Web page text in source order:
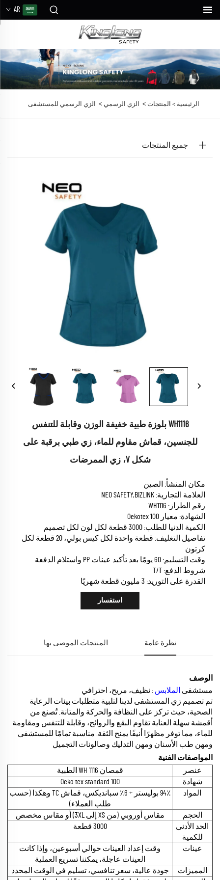
AR
الرئيسية > المنتجات> الزي الرسمي > الزي الرسمي للمستشفى
جميع المنتجات
WH1116 بلوزة طبية خفيفة الوزن وقابلة للتنفس
للجنسين، قماش مقاوم للماء، زي طبي برقبة على
شكل V، زي الممرضات
مكان المنشأ: الصين
العلامة التجارية: NEO SAFETY,BIZLINK
رقم الطراز: WH1116
الشهادة: معيار Oekotex 100
الكمية الدنيا للطلب: 3000 قطعة لكل لون لكل تصميم
تفاصيل التغليف: قطعة واحدة لكل كيس بولي، 20 قطعة لكل
كرتون
وقت التسليم: 60 يومًا بعد تأكيد عينات PP واستلام الدفعة
شروط الدفع: T/T
القدرة على التوريد: 3 مليون قطعة شهريًا
استفسار
نظرة عامة المنتجات الموصى بها
الوصف
مستشفى الملابس : نظيف، مريح، احترافي
تم تصميم زي المستشفى لدينا لتلبية متطلبات بيئات الرعاية
الصحية، حيث تركز على النظافة والحركة والمتانة. تُصنع من
أقمشة سهلة العناية تقاوم البقع والروائح، وقابلة للتنفس ومقاومة
للماء، مما توفر مظهرًا أنيقًا يمنح الثقة. مناسبة تمامًا للمستشفى
ومهن طب الأسنان ومهن التدليك وصالونات التجميل
المواصفات الفنية
عنصر
قمصان WH 1116 الطبية
شهادة
Oeko tex standard 100
المواد
94٪ بوليستر + 6٪ سبانديكس، قماش TC وهكذا (حسب
طلب العملاء)
الحجم
مقاس أوروبي (من XS إلى 3XL) أو مقاس مخصص
الحد الأدنى
للكمية
3000 قطعة
عينات
وقت إعداد العينات حوالي أسبوعين، وإذا كانت
العينات عاجلة، يمكننا تسريع العملية
المميزات
جودة عالية، سعر تنافسي، تسليم في الوقت المحدد